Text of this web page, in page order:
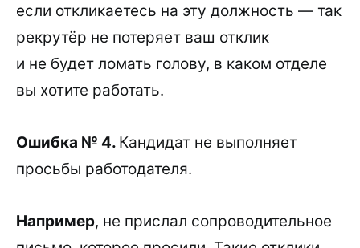
если откликаетесь на эту должность — так
рекрутёр не потеряет ваш отклик
и не будет ломать голову, в каком отделе
вы хотите работать.
Ошибка № 4. Кандидат не выполняет
просьбы работодателя.
Например, не прислал сопроводительное